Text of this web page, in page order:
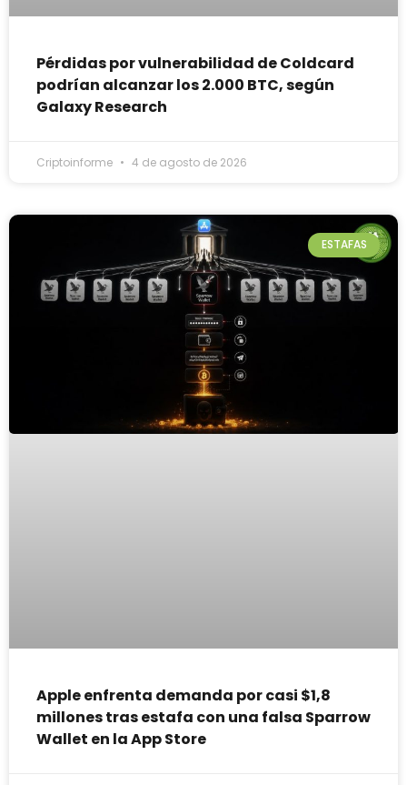
Pérdidas por vulnerabilidad de Coldcard
podrían alcanzar los 2.000 BTC, según
Galaxy Research
Criptoinforme 4 de agosto de 2026
ESTAFAS
Apple enfrenta demanda por casi $1,8
millones tras estafa con una falsa Sparrow
Wallet en la App Store